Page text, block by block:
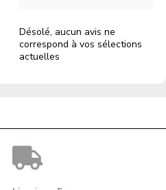
Désolé, aucun avis ne
correspond à vos sélections
actuelles